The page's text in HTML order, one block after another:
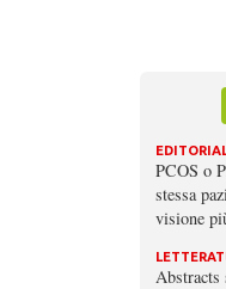
PCOS o
stessa
visione
Abstracts